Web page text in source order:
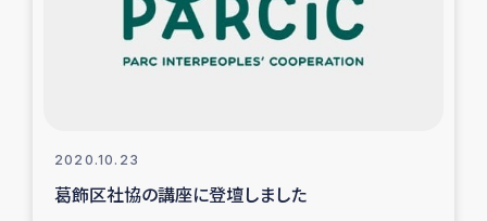
2020.10.23
葛飾区社協の講座に登壇しました